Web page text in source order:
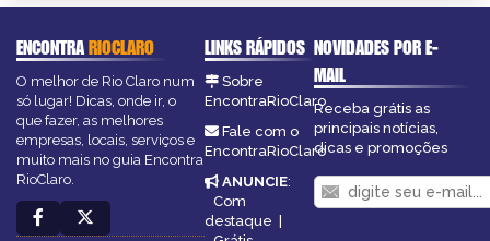
ENCONTRARIOCLARO
O melhor de Rio Claro num
só lugar! Dicas, onde ir, o
que fazer, as melhores
empresas, locais, serviços e
muito mais no guia Encontra
RioClaro.
LINKS RÁPIDOS
Sobre
EncontraRioClaro
Fale com o
EncontraRioClaro
ANUNCIE:
Com
destaque
NOVIDADES POR E-
MAIL
Receba grátis as
principais notícias,
dicas e promoções